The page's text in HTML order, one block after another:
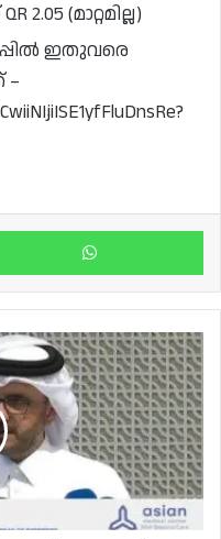
2.05 (മാറ്റമില്ല)
ഇതുവരെ
–